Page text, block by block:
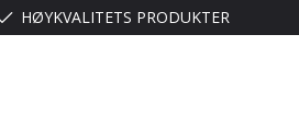
HØYKVALITETS PRODUKTER